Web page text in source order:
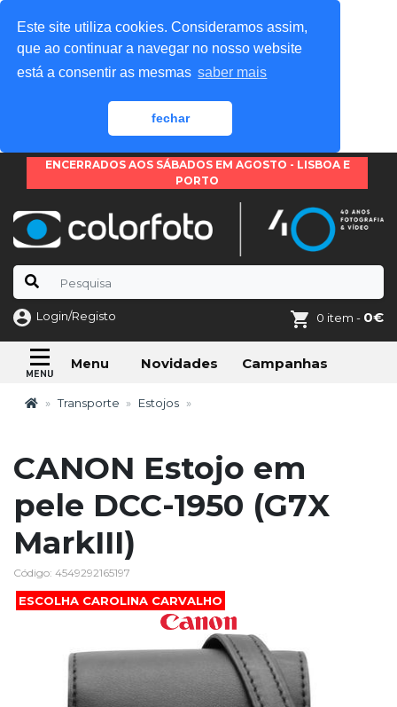
Este site utiliza cookies. Consideramos assim,
que ao continuar a navegar no nosso website
está a consentir as mesmas saber mais
fechar
ENCERRADOS AOS SÁBADOS EM AGOSTO - LISBOA E
PORTO
Login/Registo 0 item - 0€
Menu Novidades Campanhas
Transporte Estojos
CANON Estojo em
pele DCC-1950 (G7X
MarkIII)
Código: 4549292165197
ESCOLHA CAROLINA CARVALHO